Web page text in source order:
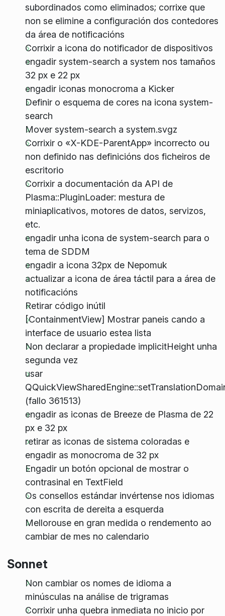
subordinados como eliminados; corrixe que
non se elimine a configuración dos contedores
da área de notificacións
Corrixir a icona do notificador de dispositivos
engadir system-search a system nos tamaños
32 px e 22 px
engadir iconas monocroma a Kicker
Definir o esquema de cores na icona system-
search
Mover system-search a system.svgz
Corrixir o «X-KDE-ParentApp» incorrecto ou
non definido nas definicións dos ficheiros de
escritorio
Corrixir a documentación da API de
Plasma::PluginLoader: mestura de
miniaplicativos, motores de datos, servizos,
etc.
engadir unha icona de system-search para o
tema de SDDM
engadir a icona 32px de Nepomuk
actualizar a icona de área táctil para a área de
notificacións
Retirar código inútil
[ContainmentView] Mostrar paneis cando a
interface de usuario estea lista
Non declarar a propiedade implicitHeight unha
segunda vez
usar
(fallo 361513)
engadir as iconas de Breeze de Plasma de 22
px e 32 px
retirar as iconas de sistema coloradas e
engadir as monocroma de 32 px
Engadir un botón opcional de mostrar o
contrasinal en TextField
Os consellos estándar invértense nos idiomas
con escrita de dereita a esquerda
Mellorouse en gran medida o rendemento ao
cambiar de mes no calendario
Sonnet
Non cambiar os nomes de idioma a
minúsculas na análise de trigramas
Corrixir unha quebra inmediata no inicio por